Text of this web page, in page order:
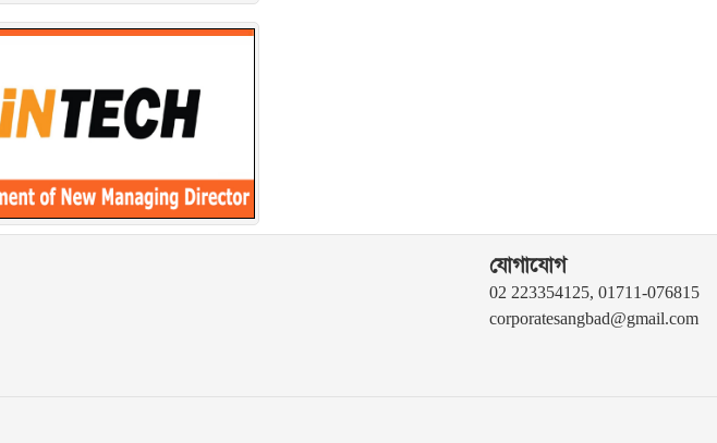
যোগাযোগ
02 223354125, 01711-076815
corporatesangbad@gmail.com